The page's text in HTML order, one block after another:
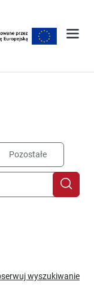
oknie
Pozostałe
wyszukiwanie